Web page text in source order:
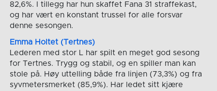
82,6%. I tillegg har hun skaffet Fana 31 straffekast,
og har vært en konstant trussel for alle forsvar
denne sesongen.
Emma Holtet (Tertnes)
Lederen med stor L har spilt en meget god sesong
for Tertnes. Trygg og stabil, og en spiller man kan
stole på. Høy uttelling både fra linjen (73,3%) og fra
syvmetersmerket (85,9%). Har ledet sitt kjære